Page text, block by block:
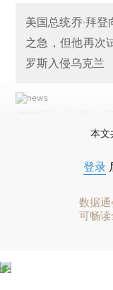
美国总统乔·拜
之急，但他再次
罗斯入侵乌克兰
本文
登录
数据通
可畅读